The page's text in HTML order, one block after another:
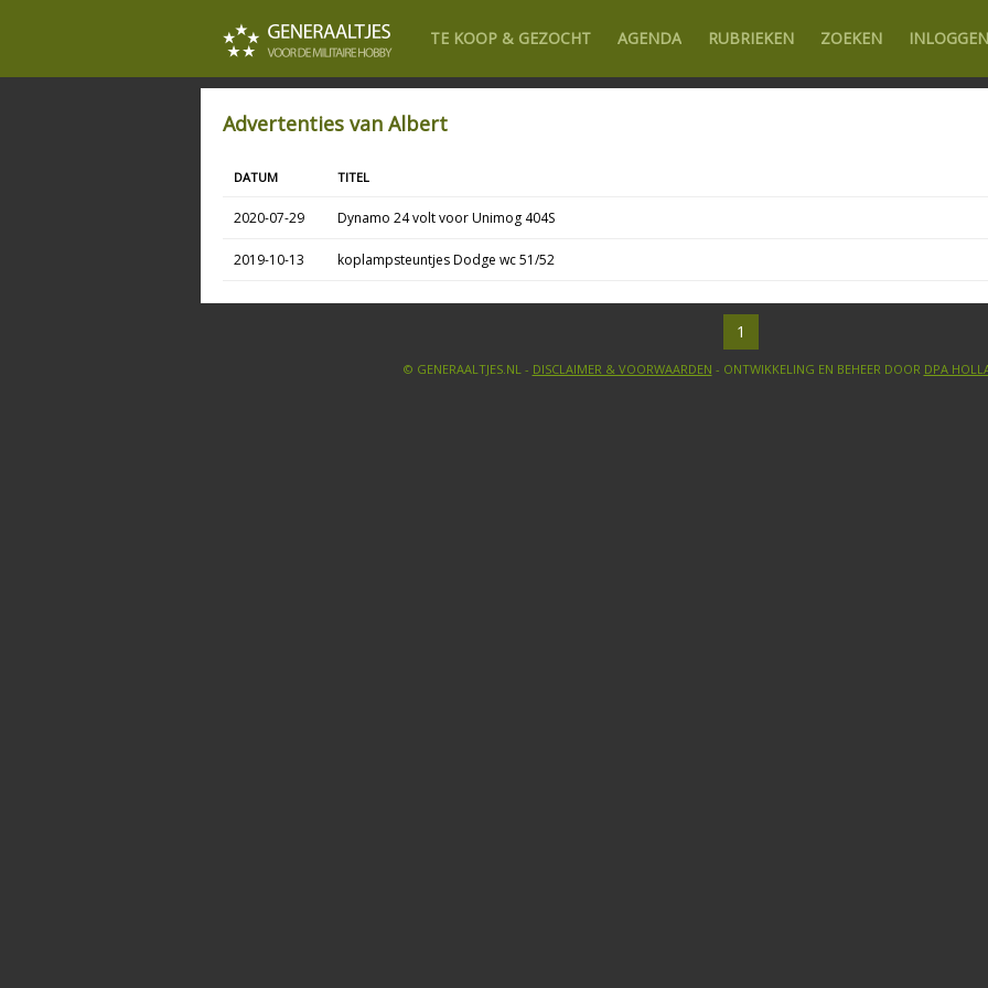
TE KOOP & GEZOCHT AGENDA RUBRIEKEN ZOEKEN INLOGGEN
Advertenties van Albert
DATUM TITEL
2020-07-29 Dynamo 24 volt voor Unimog 404S
2019-10-13 koplampsteuntjes Dodge wc 51/52
1
© GENERAALTJES.NL - DISCLAIMER & VOORWAARDEN - ONTWIKKELING EN BEHEER DOOR DPA